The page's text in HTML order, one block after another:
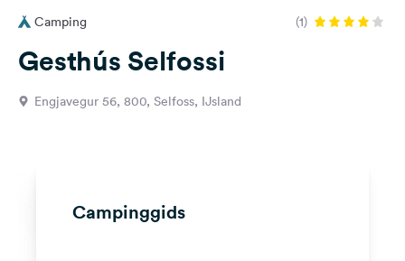
Vragen &
Feedback
Camping (1)
Gesthús Selfossi
Engjavegur 56, 800, Selfoss, IJsland
Campinggids